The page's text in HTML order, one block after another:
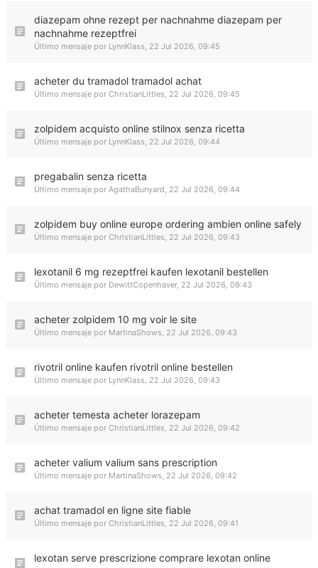
diazepam ohne rezept per nachnahme diazepam per
nachnahme rezeptfrei
Último mensaje por LynnKlass, 22 Jul 2026, 09:45
acheter du tramadol tramadol achat
Último mensaje por ChristianLittles, 22 Jul 2026, 09:45
zolpidem acquisto online stilnox senza ricetta
Último mensaje por LynnKlass, 22 Jul 2026, 09:44
pregabalin senza ricetta
Último mensaje por AgathaBunyard, 22 Jul 2026, 09:44
zolpidem buy online europe ordering ambien online safely
Último mensaje por ChristianLittles, 22 Jul 2026, 09:43
lexotanil 6 mg rezeptfrei kaufen lexotanil bestellen
Último mensaje por DewittCopenhaver, 22 Jul 2026, 09:43
acheter zolpidem 10 mg voir le site
Último mensaje por MartinaShows, 22 Jul 2026, 09:43
rivotril online kaufen rivotril online bestellen
Último mensaje por LynnKlass, 22 Jul 2026, 09:43
acheter temesta acheter lorazepam
Último mensaje por ChristianLittles, 22 Jul 2026, 09:42
acheter valium valium sans prescription
Último mensaje por MartinaShows, 22 Jul 2026, 09:42
achat tramadol en ligne site fiable
Último mensaje por ChristianLittles, 22 Jul 2026, 09:41
lexotan serve prescrizione comprare lexotan online